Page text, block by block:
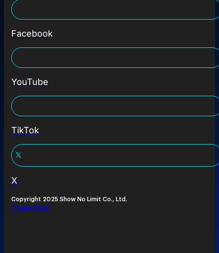
Facebook
YouTube
TikTok
X
Copyright 2025 Show No Limit Co., Ltd.
Privacy Policy